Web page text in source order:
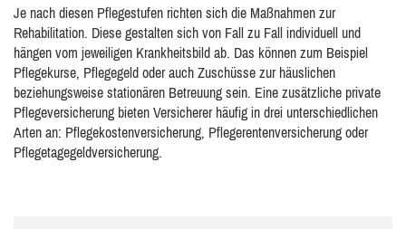
Je nach diesen Pflegestufen richten sich die Maßnahmen zur
Rehabilitation. Diese gestalten sich von Fall zu Fall individuell und
hängen vom jeweiligen Krankheitsbild ab. Das können zum Beispiel
Pflegekurse, Pflegegeld oder auch Zuschüsse zur häuslichen
beziehungsweise stationären Betreuung sein. Eine zusätzliche private
Pflegeversicherung bieten Versicherer häufig in drei unterschiedlichen
Arten an: Pflegekostenversicherung, Pflegerentenversicherung oder
Pflegetagegeldversicherung.